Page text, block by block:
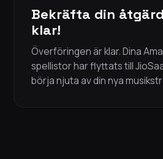
Bekräfta din
klar!
Överföringen är klar. Dina
spellistor har flyttats till
börja njuta av din nya